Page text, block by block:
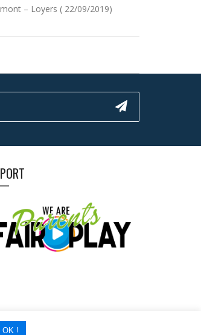
– Loyers ( 22/09/2019)
OK !